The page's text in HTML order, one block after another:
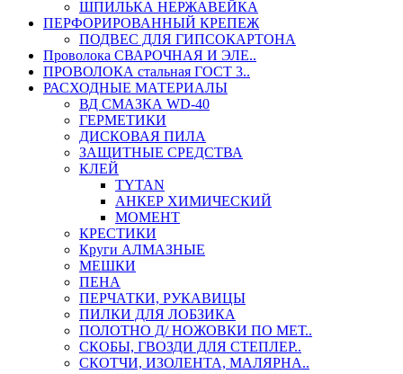
ШПИЛЬКА НЕРЖАВЕЙКА
ПЕРФОРИРОВАННЫЙ КРЕПЕЖ
ПОДВЕС ДЛЯ ГИПСОКАРТОНА
Проволока СВАРОЧНАЯ И ЭЛЕ..
ПРОВОЛОКА стальная ГОСТ 3..
РАСХОДНЫЕ МАТЕРИАЛЫ
ВД СМАЗКА WD-40
ГЕРМЕТИКИ
ДИСКОВАЯ ПИЛА
ЗАЩИТНЫЕ СРЕДСТВА
КЛЕЙ
TYTAN
АНКЕР ХИМИЧЕСКИЙ
МОМЕНТ
КРЕСТИКИ
Круги АЛМАЗНЫЕ
МЕШКИ
ПЕНА
ПЕРЧАТКИ, РУКАВИЦЫ
ПИЛКИ ДЛЯ ЛОБЗИКА
ПОЛОТНО Д/ НОЖОВКИ ПО МЕТ..
СКОБЫ, ГВОЗДИ ДЛЯ СТЕПЛЕР..
СКОТЧИ, ИЗОЛЕНТА, МАЛЯРНА..